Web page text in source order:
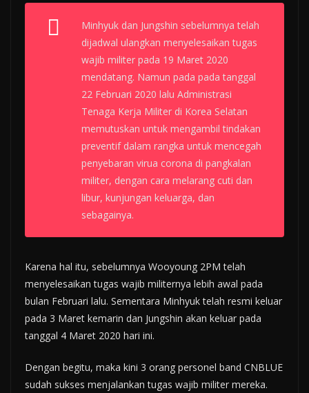
Minhyuk dan Jungshin sebelumnya telah
dijadwal ulangkan menyelesaikan tugas
wajib militer pada 19 Maret 2020
mendatang. Namun pada pada tanggal
22 Februari 2020 lalu Administrasi
Tenaga Kerja Militer di Korea Selatan
memutuskan untuk mengambil tindakan
preventif dalam rangka untuk mencegah
penyebaran virua corona di pangkalan
militer, dengan cara melarang cuti dan
libur, kunjungan keluarga, dan
sebagainya.
Karena hal itu, sebelumnya Wooyoung 2PM telah
menyelesaikan tugas wajib militernya lebih awal pada
bulan Februari lalu. Sementara Minhyuk telah resmi keluar
pada 3 Maret kemarin dan Jungshin akan keluar pada
tanggal 4 Maret 2020 hari ini.
Dengan begitu, maka kini 3 orang personel band CNBLUE
sudah sukses menjalankan tugas wajib militer mereka.